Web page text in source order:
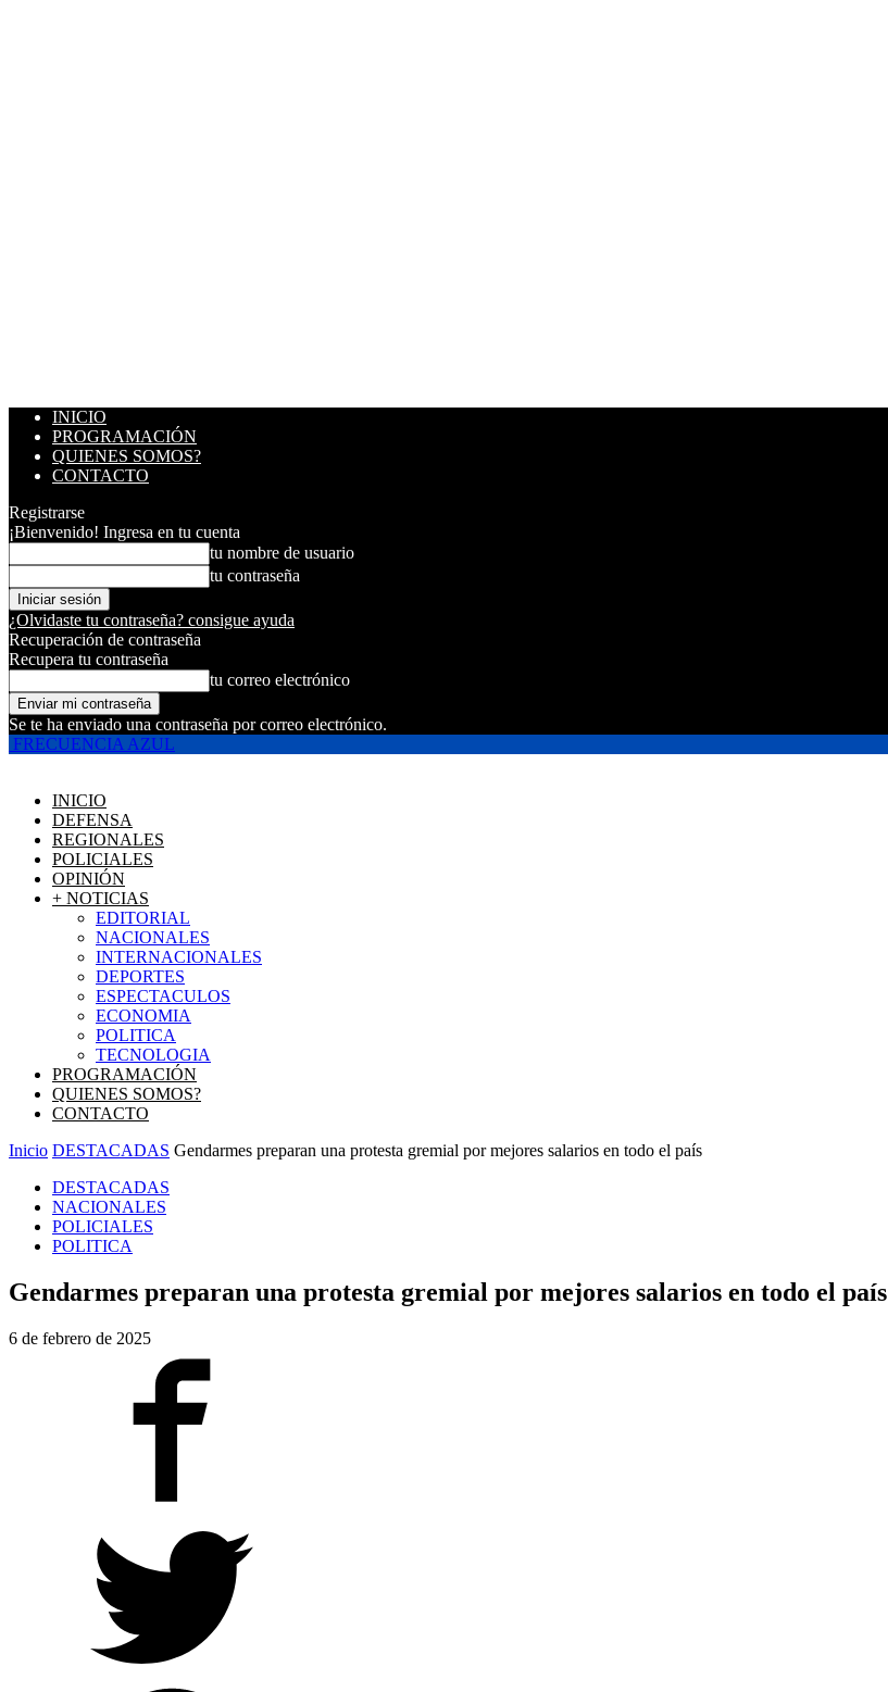
INICIO
PROGRAMACIÓN
QUIENES SOMOS?
CONTACTO
Registrarse
¡Bienvenido! Ingresa en tu cuenta
tu nombre de usuario
tu contraseña
¿Olvidaste tu contraseña? consigue ayuda
Recuperación de contraseña
Recupera tu contraseña
tu correo electrónico
Se te ha enviado una contraseña por correo electrónico.
FRECUENCIA AZUL
INICIO
DEFENSA
REGIONALES
POLICIALES
OPINIÓN
+ NOTICIAS
EDITORIAL
NACIONALES
INTERNACIONALES
DEPORTES
ESPECTACULOS
ECONOMIA
POLITICA
TECNOLOGIA
PROGRAMACIÓN
QUIENES SOMOS?
CONTACTO
Inicio DESTACADAS Gendarmes preparan una protesta gremial por mejores salarios en todo el país
DESTACADAS
NACIONALES
POLICIALES
POLITICA
Gendarmes preparan una protesta gremial por mejores salarios en todo el país
6 de febrero de 2025